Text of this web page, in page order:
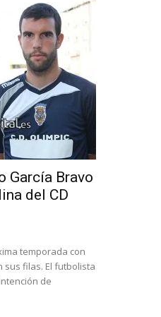
García Bravo
del CD
temporada con
sus filas. El futbolista
de